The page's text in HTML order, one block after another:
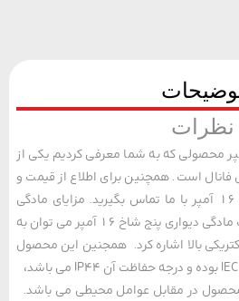
شاخ 16 آمپر محصولی که به شما معرفی کردیم یکی از
همچنین برای اطلاع از قیمت و
دیواری پنج شاخ 16 آمپر با ما تماس بگیرید. مزایای مادگی
دیواری از مزیت ها و مشخصات مادگی دیواری پنج شاخ 16 آمپر می توان به
بالا اشاره کرد. همجنین این محصول
دارای استاندارد IEC 60309-1/2 بوده و درجه حفاظت آن IP44 می باشد،
در مقابل عوامل محیطی می باشد.